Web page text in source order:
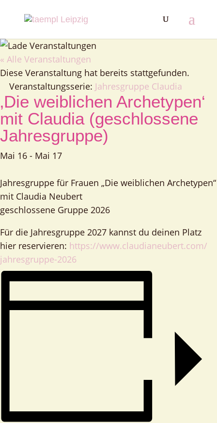
« Alle Veranstaltungen
Diese Veranstaltung hat bereits stattgefunden.
Veranstaltungsserie: Jahresgruppe Claudia
‚Die weiblichen Archetypen‘
mit Claudia (geschlossene
Jahresgruppe)
Mai 16 - Mai 17
Jahresgruppe für Frauen „Die weiblichen Archetypen“
mit Claudia Neubert
geschlossene Gruppe 2026
Für die Jahresgruppe 2027 kannst du deinen Platz
hier reservieren: https://www.claudianeubert.com/
jahresgruppe-2026